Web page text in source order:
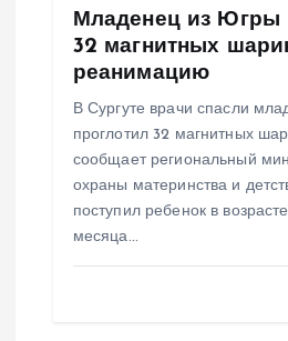
Младенец из Югры
32 магнитных
реанимацию
В Сургуте врачи спасли
проглотил 32 магнитных
сообщает региональный
охраны материнства и
поступил ребенок в возрасте
месяца…